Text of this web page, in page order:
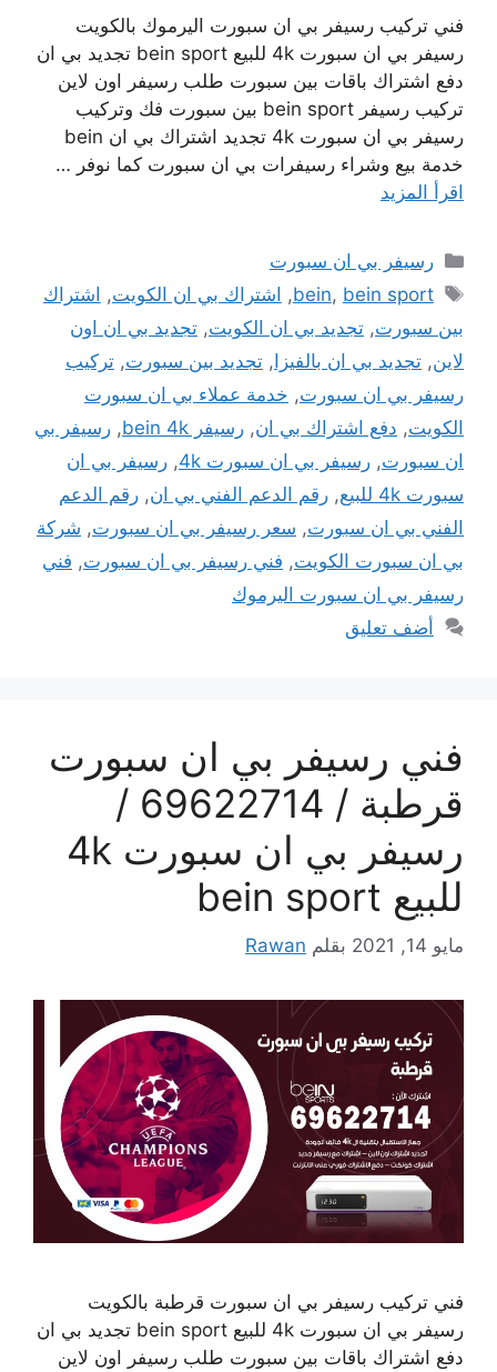
فني تركيب رسيفر بي ان سبورت اليرموك بالكويت
رسيفر بي ان سبورت 4k للبيع bein sport تجديد بي ان
دفع اشتراك باقات بين سبورت طلب رسيفر اون لاين
تركيب رسيفر bein sport بين سبورت فك وتركيب
رسيفر بي ان سبورت 4k تجديد اشتراك بي ان bein
خدمة بيع وشراء رسيفرات بي ان سبورت كما نوفر …
اقرأ المزيد
التصنيفات
رسيفر بي ان سبورت
الوسوم
bein, bein sport
, اشتراك بي ان الكويت, اشتراك
بين سبورت, تجديد بي ان الكويت, تجديد بي ان اون
لاين, تجديد بي ان بالفيزا, تجديد بين سبورت, تركيب
رسيفر بي ان سبورت, خدمة عملاء بي ان سبورت
الكويت, دفع اشتراك بي ان, رسيفر bein 4k , رسيفر بي
ان سبورت, رسيفر بي ان سبورت 4k , رسيفر بي ان
سبورت 4k للبيع
, رقم الدعم الفني بي ان, رقم الدعم
الفني بي ان سبورت, سعر رسيفر بي ان سبورت, شركة
بي ان سبورت الكويت, فني رسيفر بي ان سبورت, فني
رسيفر بي ان سبورت اليرموك
أضف تعليق
فني رسيفر بي ان سبورت
قرطبة / 69622714 /
رسيفر بي ان سبورت 4k
للبيع bein sport
مايو 14, 2021 بقلم Rawan
فني تركيب رسيفر بي ان سبورت قرطبة بالكويت
رسيفر بي ان سبورت 4k للبيع bein sport تجديد بي ان
دفع اشتراك باقات بين سبورت طلب رسيفر اون لاين